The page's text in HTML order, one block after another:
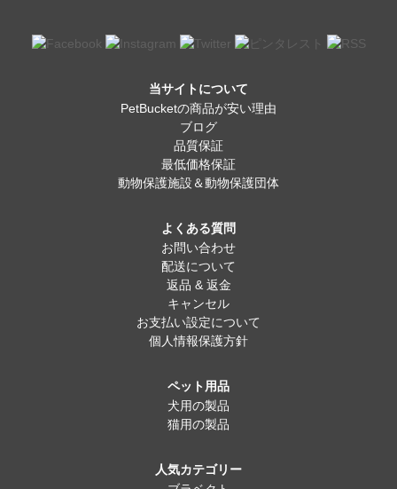
当サイトについて
PetBucketの商品が安い理由
ブログ
品質保証
最低価格保証
動物保護施設＆動物保護団体
よくある質問
お問い合わせ
配送について
返品 & 返金
キャンセル
お支払い設定について
個人情報保護方針
ペット用品
犬用の製品
猫用の製品
人気カテゴリー